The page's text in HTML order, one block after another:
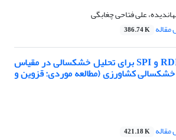
علی فتاحی چغابگی
386.74 K
مقایسه شاخص‌های RDI و SPI برای تحلیل خشکسالی در مقیاس
خشکسالی کشاورزی (مطالعه موردی: قزوین و
421.18 K